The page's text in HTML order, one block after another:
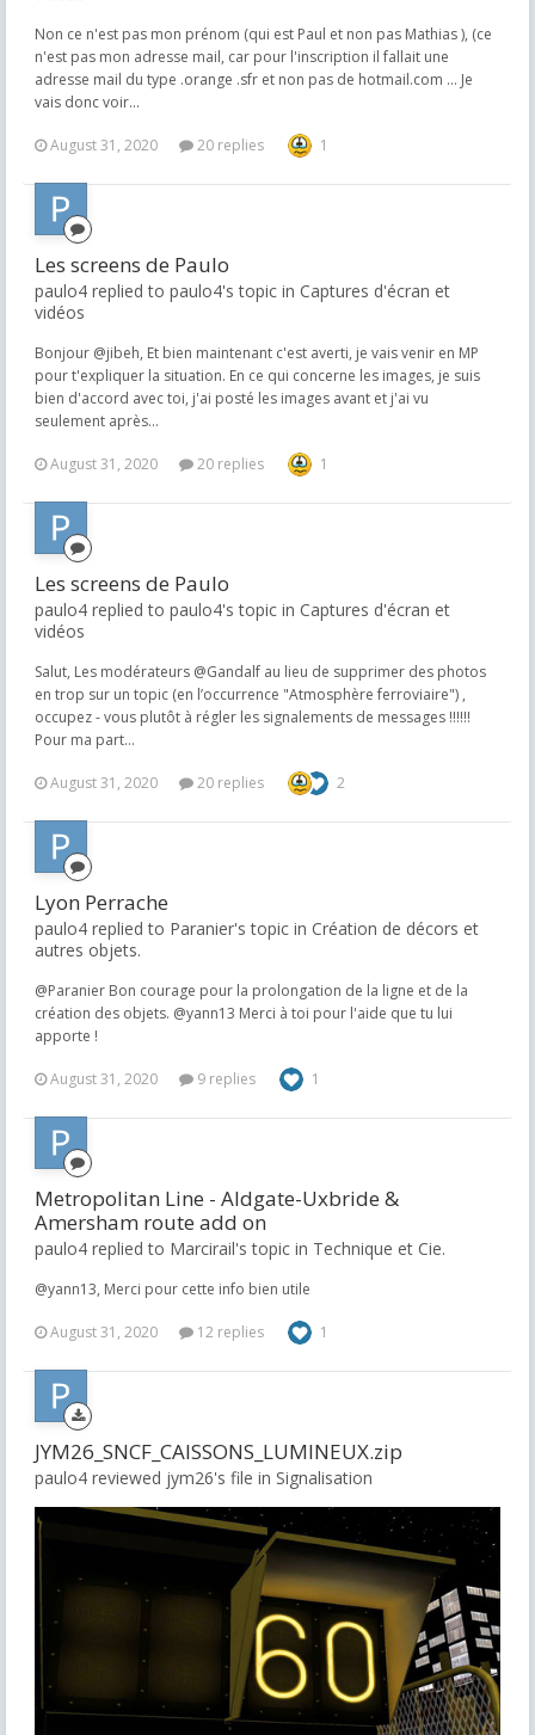
Non ce n'est pas mon prénom (qui est Paul et non pas Mathias ), (ce
n'est pas mon adresse mail, car pour l'inscription il fallait une
adresse mail du type .orange .sfr et non pas de hotmail.com ... Je
vais donc voir...
August 31, 2020 20 replies 1
Les screens de Paulo
paulo4 replied to paulo4's topic in Captures d'écran et
vidéos
Bonjour @jibeh, Et bien maintenant c'est averti, je vais venir en MP
pour t'expliquer la situation. En ce qui concerne les images, je suis
bien d'accord avec toi, j'ai posté les images avant et j'ai vu
seulement après...
August 31, 2020 20 replies 1
Les screens de Paulo
paulo4 replied to paulo4's topic in Captures d'écran et
vidéos
Salut, Les modérateurs @Gandalf au lieu de supprimer des photos
en trop sur un topic (en l’occurrence "Atmosphère ferroviaire") ,
occupez - vous plutôt à régler les signalements de messages !!!!!!
Pour ma part...
August 31, 2020 20 replies 2
Lyon Perrache
paulo4 replied to Paranier's topic in Création de décors et
autres objets.
@Paranier Bon courage pour la prolongation de la ligne et de la
création des objets. @yann13 Merci à toi pour l'aide que tu lui
apporte !
August 31, 2020 9 replies 1
Metropolitan Line - Aldgate-Uxbride &
Amersham route add on
paulo4 replied to Marcirail's topic in Technique et Cie.
@yann13, Merci pour cette info bien utile
August 31, 2020 12 replies 1
JYM26_SNCF_CAISSONS_LUMINEUX.zip
paulo4 reviewed jym26's file in Signalisation